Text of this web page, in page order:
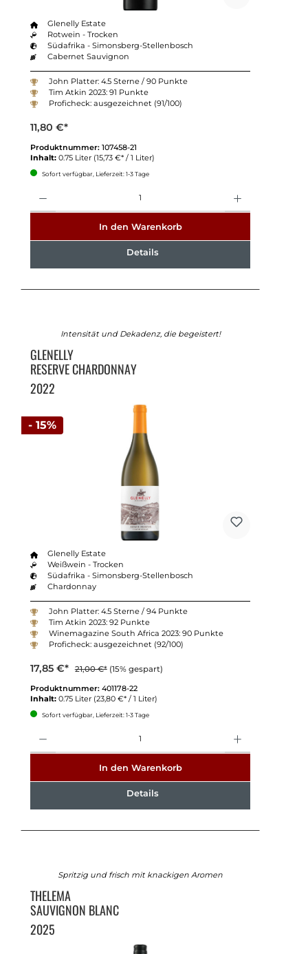
Glenelly Estate
Rotwein - Trocken
Südafrika - Simonsberg-Stellenbosch
Cabernet Sauvignon
John Platter: 4.5 Sterne / 90 Punkte
Tim Atkin 2023: 91 Punkte
Proficheck: ausgezeichnet (91/100)
11,80 €*
Produktnummer: 107458-21
Inhalt: 0.75 Liter (15,73 €* / 1 Liter)
Sofort verfügbar, Lieferzeit: 1-3 Tage
In den Warenkorb
Details
- 15%
Intensität und Dekadenz, die begeistert!
GLENELLY
RESERVE CHARDONNAY
2022
Glenelly Estate
Weißwein - Trocken
Südafrika - Simonsberg-Stellenbosch
Chardonnay
John Platter: 4.5 Sterne / 94 Punkte
Tim Atkin 2023: 92 Punkte
Winemagazine South Africa 2023: 90 Punkte
Proficheck: ausgezeichnet (92/100)
17,85 €* 21,00 €* (15% gespart)
Produktnummer: 401178-22
Inhalt: 0.75 Liter (23,80 €* / 1 Liter)
Sofort verfügbar, Lieferzeit: 1-3 Tage
In den Warenkorb
Details
Spritzig und frisch mit knackigen Aromen
THELEMA
SAUVIGNON BLANC
2025